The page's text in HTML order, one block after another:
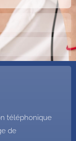
téléphonique
de